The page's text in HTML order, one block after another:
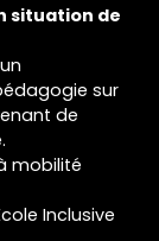
situation de
sur
de
mobilité
Inclusive